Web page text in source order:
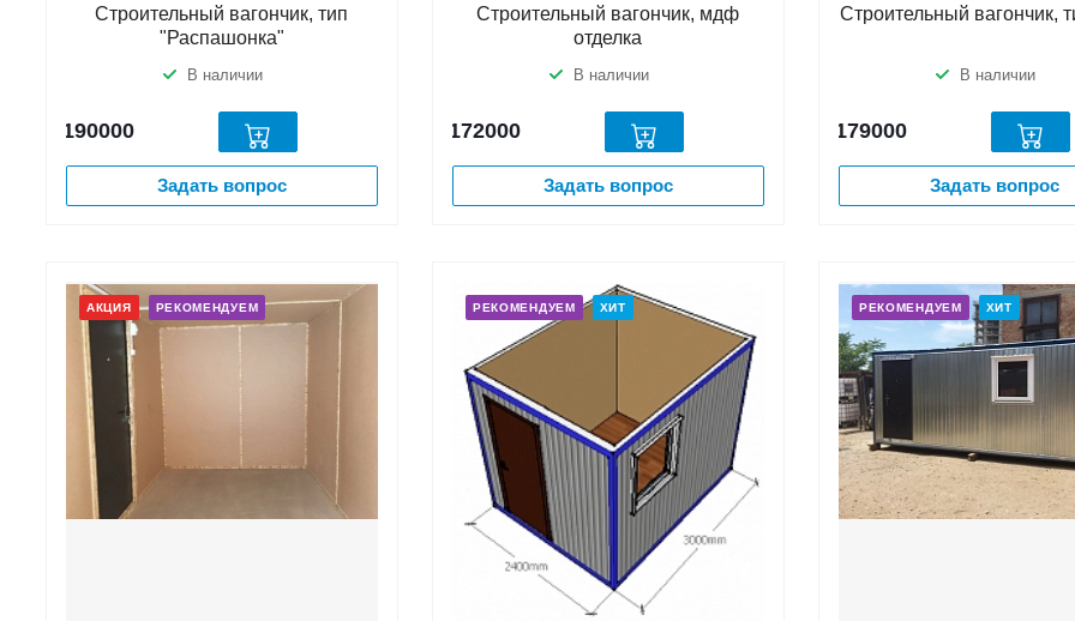
Строительный вагончик, тип
"Распашонка"
В наличии
190000
Задать вопрос
Строительный вагончик, мдф
отделка
В наличии
172000
Задать вопрос
Строительный вагончик,
В наличии
179000
Задать вопрос
АКЦИЯ РЕКОМЕНДУЕМ РЕКОМЕНДУЕМ ХИТ РЕКОМЕНДУЕМ ХИТ